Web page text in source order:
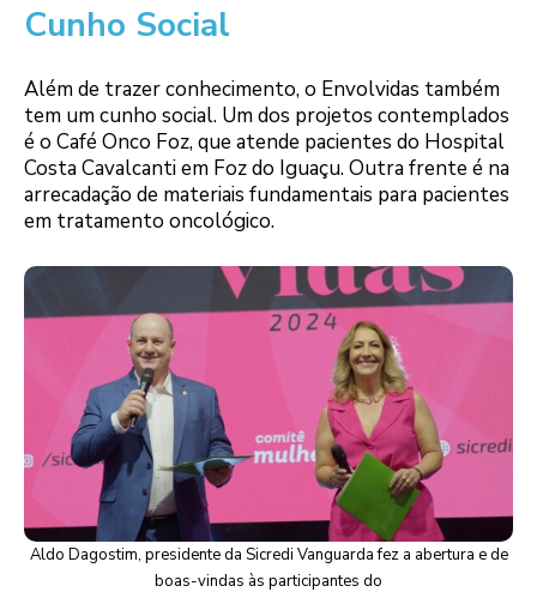
Cunho Social
Além de trazer conhecimento, o Envolvidas também
tem um cunho social. Um dos projetos contemplados
é o Café Onco Foz, que atende pacientes do Hospital
Costa Cavalcanti em Foz do Iguaçu. Outra frente é na
arrecadação de materiais fundamentais para pacientes
em tratamento oncológico.
Aldo Dagostim, presidente da Sicredi Vanguarda fez a abertura e de
boas-vindas às participantes do